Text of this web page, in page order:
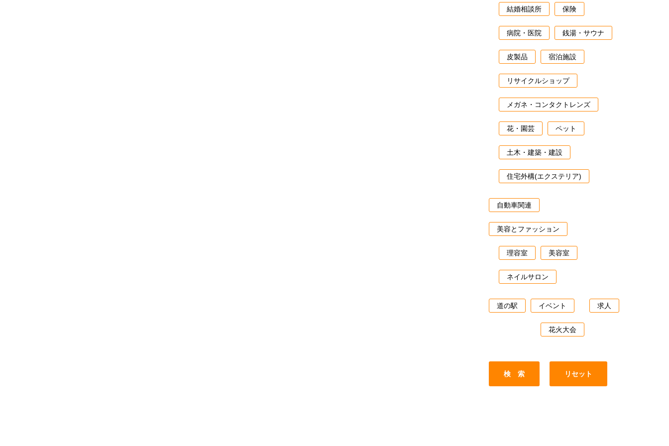
結婚相談所 保険
病院・医院 銭湯・サウナ
皮製品 宿泊施設
リサイクルショップ
メガネ・コンタクトレンズ
花・園芸 ペット
土木・建築・建設
住宅外構(エクステリア)
自動車関連
美容とファッション
理容室 美容室
ネイルサロン
道の駅 イベント
花火大会
求人